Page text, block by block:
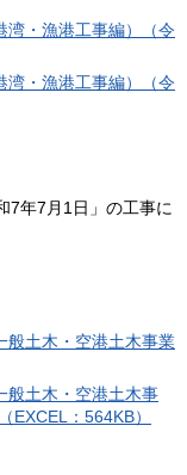
湾・漁港工事編）（令
湾・漁港工事編）（令
7年7月1日」の工事に
般土木・空港土木事業
般土木・空港土木事
EXCEL：564KB）